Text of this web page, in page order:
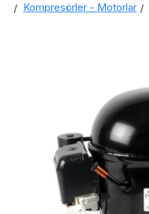
home
Kompresörler - Motorlar